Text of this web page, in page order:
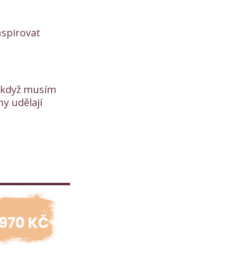
musím
udělají